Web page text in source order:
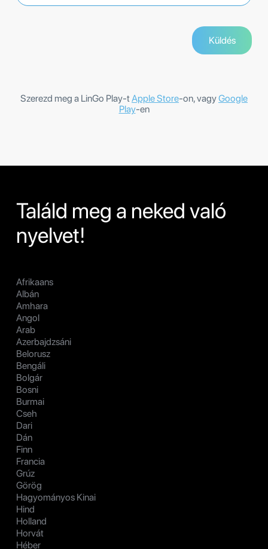
Szerezd meg a LinGo Play-tApple Store-on, vagyGoogle
Play-en
Találd meg a neked való
nyelvet!
Afrikaans
Albán
Amhara
Angol
Arab
Azerbajdzsáni
Belorusz
Bengáli
Bolgár
Bosni
Burmai
Cseh
Dari
Dán
Finn
Francia
Grúz
Görög
Hagyományos Kinai
Hind
Holland
Horvát
Héber